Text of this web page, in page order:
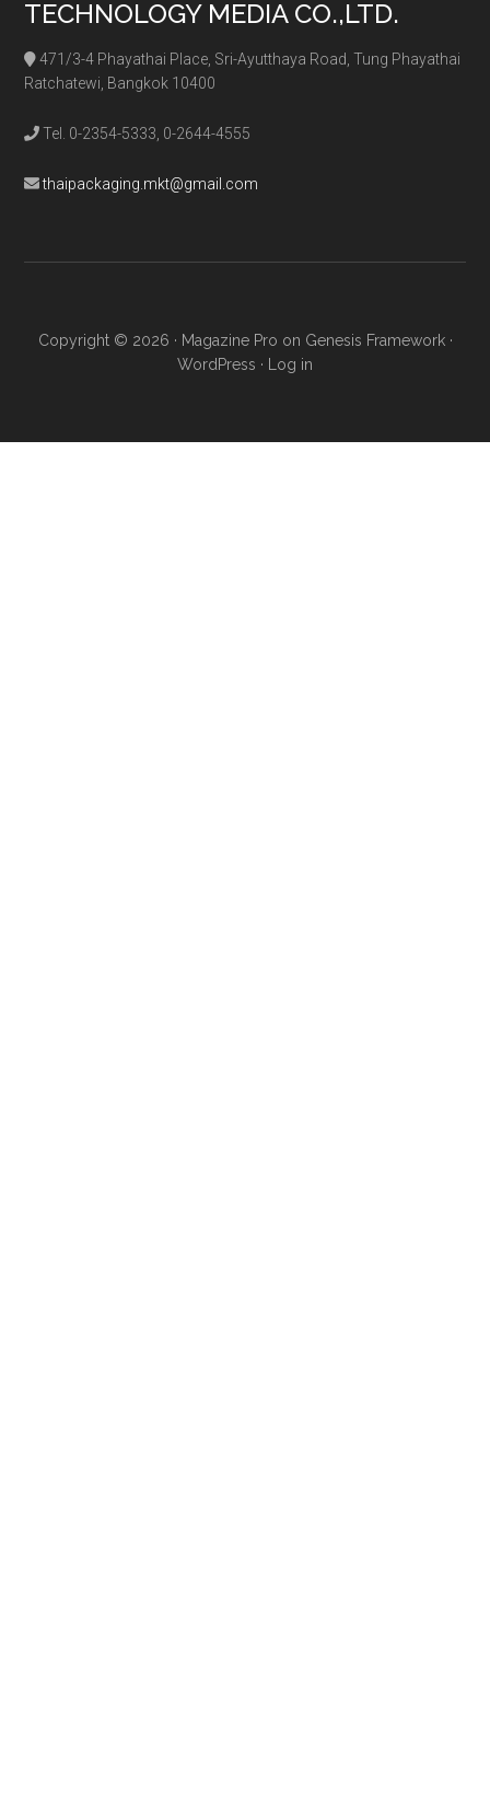
TECHNOLOGY MEDIA CO.,LTD.
471/3-4 Phayathai Place, Sri-Ayutthaya Road, Tung Phayathai
Ratchatewi, Bangkok 10400
Tel. 0-2354-5333, 0-2644-4555
thaipackaging.mkt@gmail.com
Copyright © 2026 · Magazine Pro on Genesis Framework·
WordPress · Log in